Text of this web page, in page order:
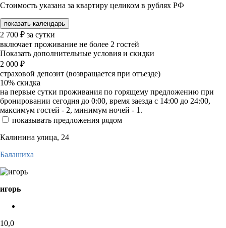
Стоимость указана за квартиру целиком в рублях РФ
показать календарь
2 700 ₽ за сутки
включает проживание не более 2 гостей
Показать дополнительные условия и скидки
2 000 ₽
страховой депозит (возвращается при отъезде)
10% скидка
на первые сутки проживания по горящему предложению при
бронировании сегодня до 0:00, время заезда с 14:00 до 24:00,
максимум гостей - 2, минимум ночей - 1.
показывать предложения рядом
Калинина улица, 24
Балашиха
игорь
10,0